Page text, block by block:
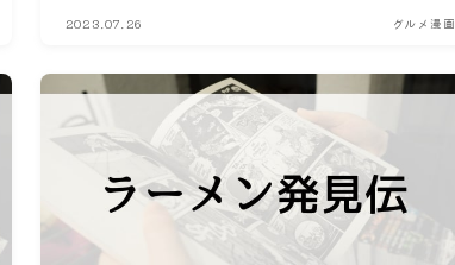
情報
2023.07.26 グルメ漫画